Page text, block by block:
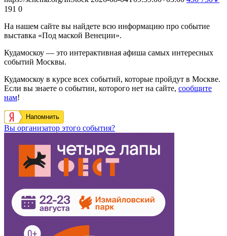
191 0
На нашем сайте вы найдете всю информацию про событие
выставка «Под маской Венеции».
Кудамоскоу — это интерактивная афиша самых интересных
событий Москвы.
Кудамоскоу в курсе всех событий, которые пройдут в Москве.
Если вы знаете о событии, которого нет на сайте, сообщите
нам!
Напомнить
Вы организатор этого события?